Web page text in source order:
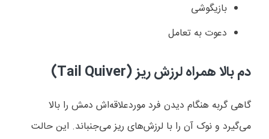
بازیگوشی
دعوت به تعامل
دم بالا همراه لرزش ریز (Tail Quiver
)
گاهی گربه هنگام دیدن فرد موردعلاقه‌اش دمش را بالا
می‌گیرد و نوک آن را با لرزش‌های ریز می‌جنباند. این حالت